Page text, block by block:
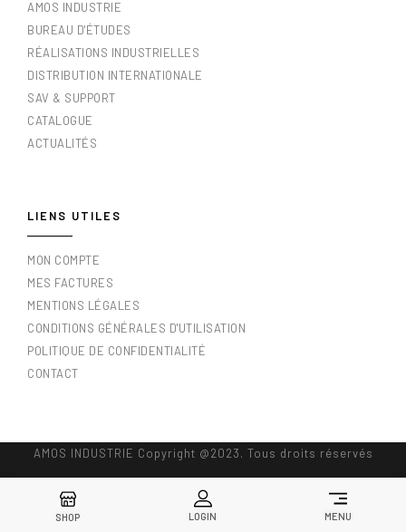
AMOS INDUSTRIE
BUREAU D'ÉTUDES
RÉALISATIONS INDUSTRIELLES
DISTRIBUTION INTERNATIONALE
SAV & SUPPORT
CATALOGUE
ACTUALITÉS
LIENS UTILES
MON COMPTE
MES FACTURES
MENTIONS LÉGALES
CONDITIONS GÉNÉRALES D'UTILISATION
POLITIQUE DE CONFIDENTIALITÉ
CONTACT
AMOS INDUSTRIE Copyright @2023. Tous droits réservés
SHOP LOGIN MENU